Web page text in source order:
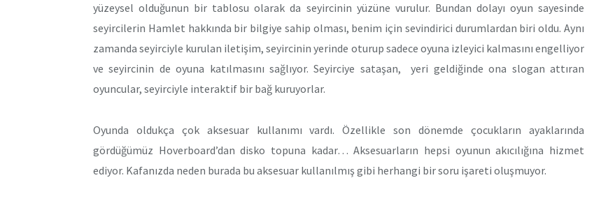
yüzeysel olduğunun bir tablosu olarak da seyircinin yüzüne vurulur. Bundan dolayı oyun sayesinde
seyircilerin Hamlet hakkında bir bilgiye sahip olması, benim için sevindirici durumlardan biri oldu. Aynı
zamanda seyirciyle kurulan iletişim, seyircinin yerinde oturup sadece oyuna izleyici kalmasını engelliyor
ve seyircinin de oyuna katılmasını sağlıyor. Seyirciye sataşan, yeri geldiğinde ona slogan attıran
oyuncular, seyirciyle interaktif bir bağ kuruyorlar.
Oyunda oldukça çok aksesuar kullanımı vardı. Özellikle son dönemde çocukların ayaklarında
gördüğümüz Hoverboard’dan disko topuna kadar… Aksesuarların hepsi oyunun akıcılığına hizmet
ediyor. Kafanızda neden burada bu aksesuar kullanılmış gibi herhangi bir soru işareti oluşmuyor.